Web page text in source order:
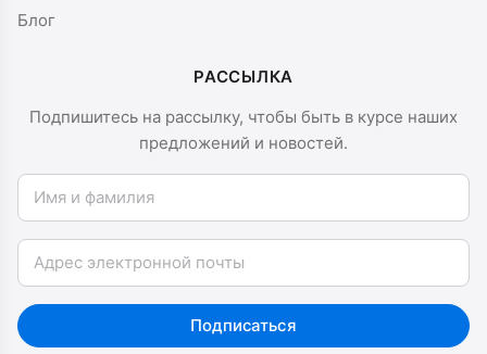
Блог
РАССЫЛКА
Подпишитесь на рассылку, чтобы быть в курсе наших
предложений и новостей.
Имя и фамилия
Email
Подписаться